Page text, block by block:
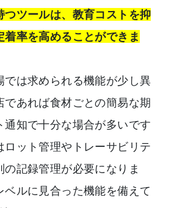
つツールは、教育コストを抑
着率を高めることができま
では求められる機能が少し異
であれば食材ごとの簡易な期
通知で十分な場合が多いです
ロット管理やトレーサビリテ
の記録管理が必要になりま
ベルに見合った機能を備えて